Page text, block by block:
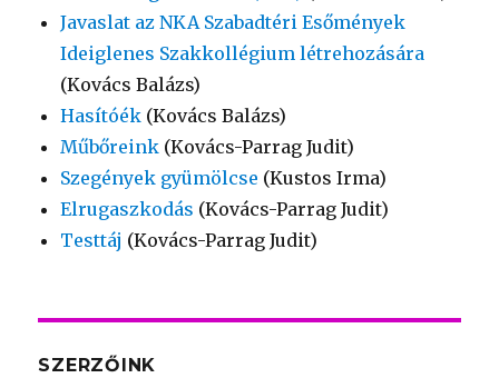
Javaslat az NKA Szabadtéri Esőmények
Ideiglenes Szakkollégium létrehozására
(Kovács Balázs)
Hasítóék (Kovács Balázs)
Műbőreink (Kovács-Parrag Judit)
Szegények gyümölcse (Kustos Irma)
Elrugaszkodás (Kovács-Parrag Judit)
Testtáj (Kovács-Parrag Judit)
SZERZŐINK